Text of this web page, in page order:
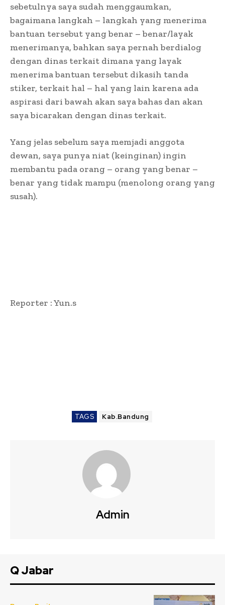
sebetulnya saya sudah menggaumkan,
bagaimana langkah – langkah yang menerima
bantuan tersebut yang benar – benar/layak
menerimanya, bahkan saya pernah berdialog
dengan dinas terkait dimana yang layak
menerima bantuan tersebut dikasih tanda
stiker, terkait hal – hal yang lain karena ada
aspirasi dari bawah akan saya bahas dan akan
saya bicarakan dengan dinas terkait.
Yang jelas sebelum saya memjadi anggota
dewan, saya punya niat (keinginan) ingin
membantu pada orang – orang yang benar –
benar yang tidak mampu (menolong orang yang
susah).
Reporter : Yun.s
TAGS Kab.Bandung
Admin
Q Jabar